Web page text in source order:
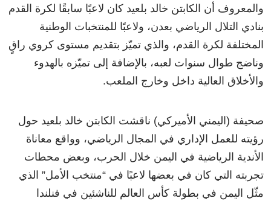
والمعروف أن الكابتن خالد بلعيد كان لاعبًا سابقًا لكرة القدم
بنادي التلال الرياضي بعدن، ولاعبًا للمنتخبات الوطنية
المختلفة لكرة القدم، والذي تميّز بتقديم مستوى كروي راقٍ
وناضج طوال سنوات لعبه، بالإضافة إلى تميّزه بالهدوء
والأخلاق العالية داخل وخارج الملعب.
صحيفة (اليمني الأميركي) ناقشت الكابتن خالد بلعيد حول
رؤيته للعمل الإداري في المجال الرياضي، وواقع معاناة
الأندية الرياضية في اليمن خلال الحرب، وبعض محطات
تجربته التي كان في بعضها لاعبًا في “منتخب الأمل” الذي
مثّل اليمن في بطولة كأس العالم للناشئين في فنلندا